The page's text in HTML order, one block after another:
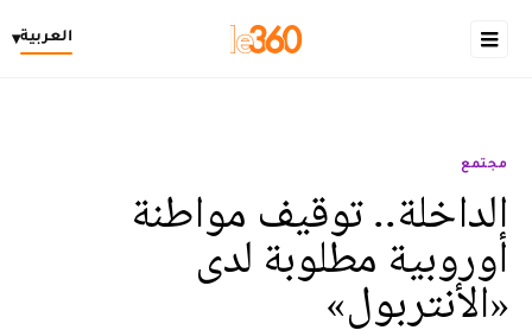
العربية▾
مجتمع
الداخلة.. توقيف مواطنة
أوروبية مطلوبة لدى
«الأنتربول»